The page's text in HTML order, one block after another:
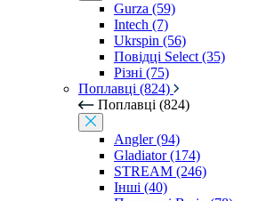
Gurza (59)
Intech (7)
Ukrspin (56)
Повідці Select (35)
Різні (75)
Поплавці (824)
Поплавці (824)
Angler (94)
Gladiator (174)
STREAM (246)
Інші (40)